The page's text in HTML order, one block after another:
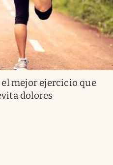
mejor ejercicio que
dolores